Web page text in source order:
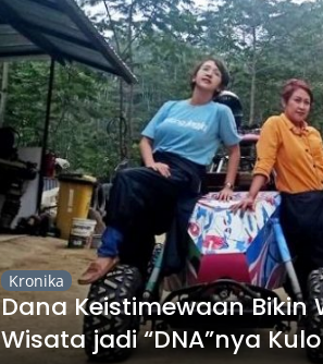
Kronika
Dana Keistimewaan Bikin
Wisata jadi “DNA”nya